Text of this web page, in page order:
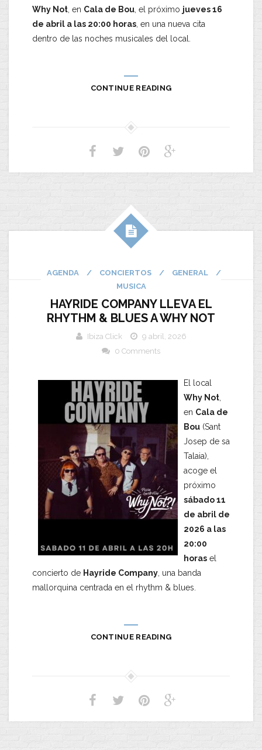
Why Not , en Cala de Bou , el próximo jueves 16
de abril a las 20:00 horas , en una nueva cita
dentro de las noches musicales del local.
CONTINUE READING
AGENDA / CONCIERTOS / GENERAL
/
MUSICA
HAYRIDE COMPANY LLEVA EL
RHYTHM & BLUES A WHY NOT
Ibiza Click
9 abril, 2026
0 Comments
El local
Why Not
en Cala de
Bou (Sant
Josep de sa
Talaia),
acoge el
próximo
sábado 11
de abril de
2026 a las
20:00
horas el
concierto de Hayride Company , una banda
mallorquina centrada en el rhythm & blues.
CONTINUE READING